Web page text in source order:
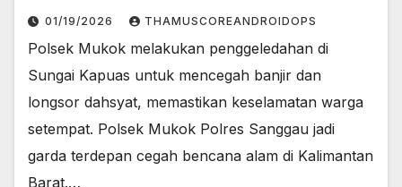
01/19/2026 THAMUSCOREANDROIDOPS
Polsek Mukok melakukan penggeledahan di
Sungai Kapuas untuk mencegah banjir dan
longsor dahsyat, memastikan keselamatan warga
setempat. Polsek Mukok Polres Sanggau jadi
garda terdepan cegah bencana alam di Kalimantan
Barat.…